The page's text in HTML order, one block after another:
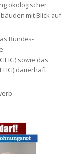
ökologischer
mit Blick auf
Bundes-
sowie das
dauerhaft